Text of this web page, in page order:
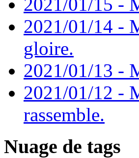
2021/01/14 -
gloire.
2021/01/13 -
2021/01/12 -
rassemble.
Nuage de tags